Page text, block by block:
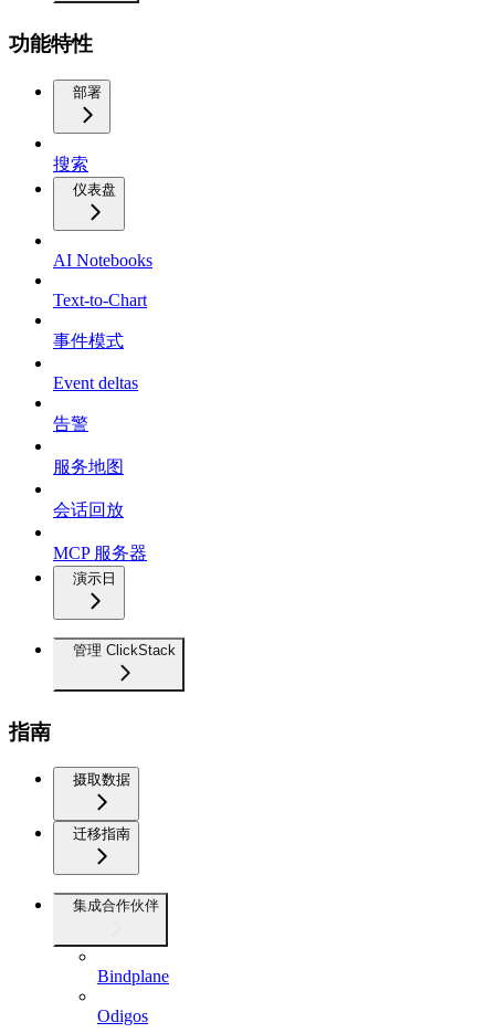
功能特性
部署
搜索
仪表盘
AI Notebooks
Text-to-Chart
事件模式
Event deltas
告警
服务地图
会话回放
MCP 服务器
演示日
管理 ClickStack
指南
摄取数据
迁移指南
集成合作伙伴
Bindplane
Odigos